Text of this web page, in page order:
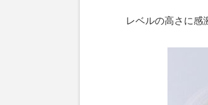
レベルの高さに感